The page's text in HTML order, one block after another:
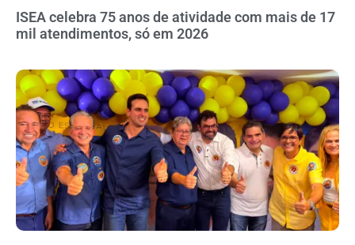
ISEA celebra 75 anos de atividade com mais de 17
mil atendimentos, só em 2026